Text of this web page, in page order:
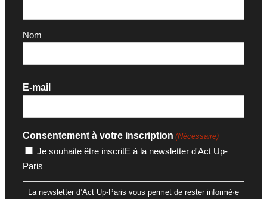
Nom
E-mail
Consentement à votre inscription (Nécessaire)
Je souhaite être inscritE à la newsletter d'Act Up-
Paris
La newsletter d’Act Up-Paris vous permet de rester informé·e